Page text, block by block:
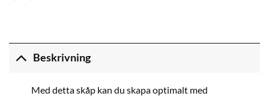
Beskrivning
Med detta skåp kan du skapa optimalt med